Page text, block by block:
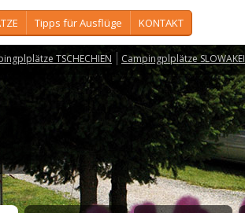
Tipps für Ausflüge KONTAKT
TSCHECHIEN Campingplplätze SLOWAKEI